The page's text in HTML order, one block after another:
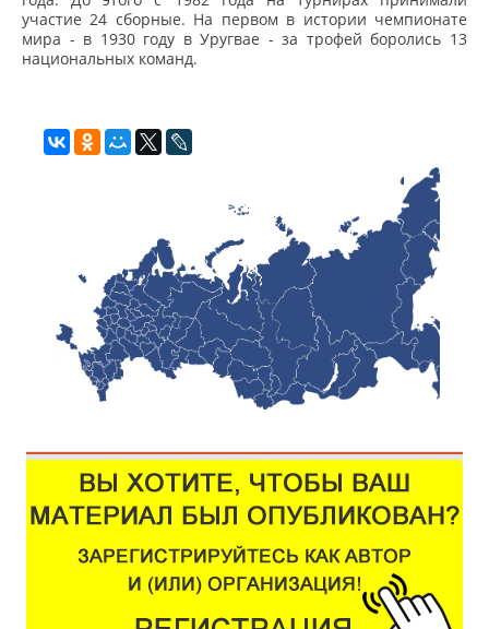
участие 24 сборные. На первом в истории чемпионате
мира - в 1930 году в Уругвае - за трофей боролись 13
национальных команд.